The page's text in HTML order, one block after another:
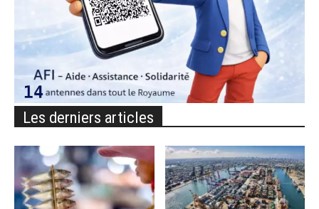
Les derniers articles